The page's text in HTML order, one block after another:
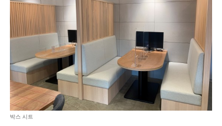
박스 시트